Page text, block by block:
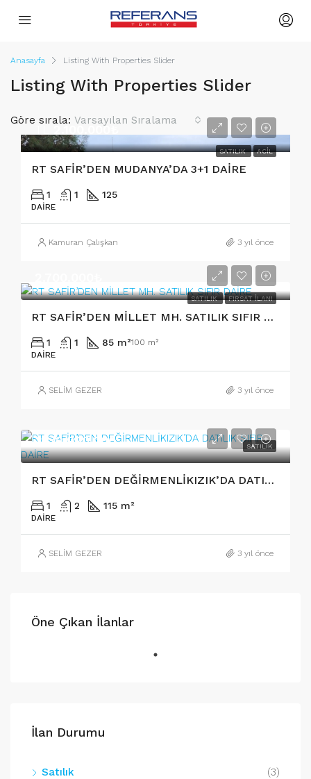
Anasayfa Listing With Properties Slider
Listing With Properties Slider
Göre sırala: Varsayılan Sıralama
SATILIK ACIL
2.100.000₺
RT SAFİR’DEN MUDANYA’DA 3+1 DAİRE
1 1 125
DAIRE
Kamuran Çalışkan 3 yıl önce
SATILIK FIRSAT İLANI
RT SAFİR’DEN MİLLET MH. SATILIK SIFIR DAİRE
1 1 85 m²100 m²
DAIRE
SELİM GEZER 3 yıl önce
SATILIK
3₺/2.990.000
RT SAFİR’DEN DEĞİRMENLİKIZIK’DA DATILIK SIFIR DAİRE
1 2 115 m²
DAIRE
SELİM GEZER 3 yıl önce
Öne Çıkan İlanlar
İlan Durumu
Satılık (3)